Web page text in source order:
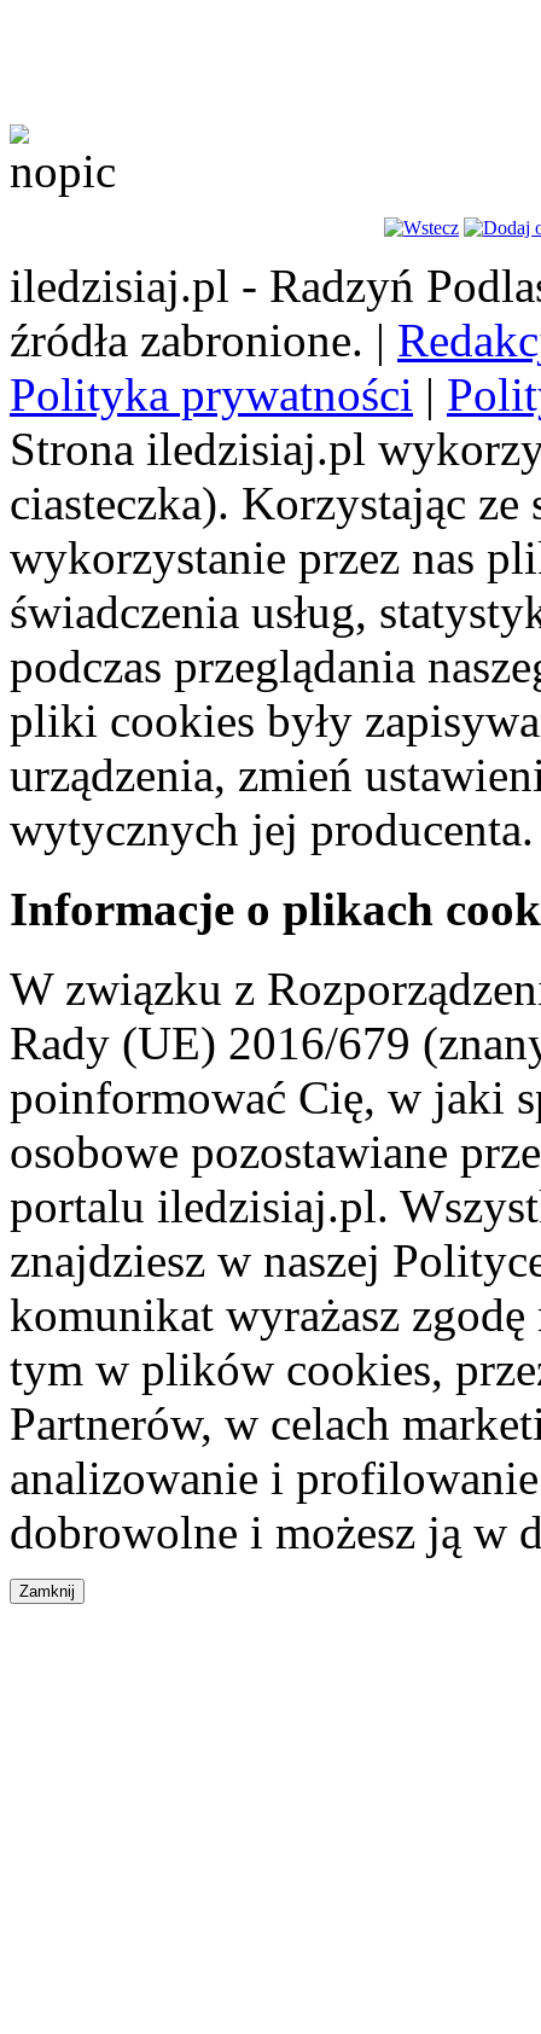
iledzisiaj.pl - Radzyń
źródła zabronione. |
Polityka prywatności |
Strona iledzisiaj.pl
ciasteczka). Korzystając
wykorzystanie przez nas
świadczenia usług,
podczas przeglądania
pliki cookies były
urządzenia, zmień
wytycznych jej producenta.
Informacje o plikach
W związku z
Rady (UE) 2016/679
poinformować Cię, w jaki
osobowe pozostawiane
portalu iledzisiaj.pl.
znajdziesz w naszej
komunikat wyrażasz
tym w plików cookies,
Partnerów, w celach
analizowanie i
dobrowolne i możesz ją w